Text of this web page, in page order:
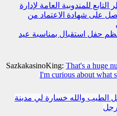
للمندوبية العامة لإدارة
على شهادة الاعتماد من
حفل استقبال بمناسبة عيد
SazkakasinoKing: That's a huge
I'm curious about what
الطيب والله خسارة لي مدينة